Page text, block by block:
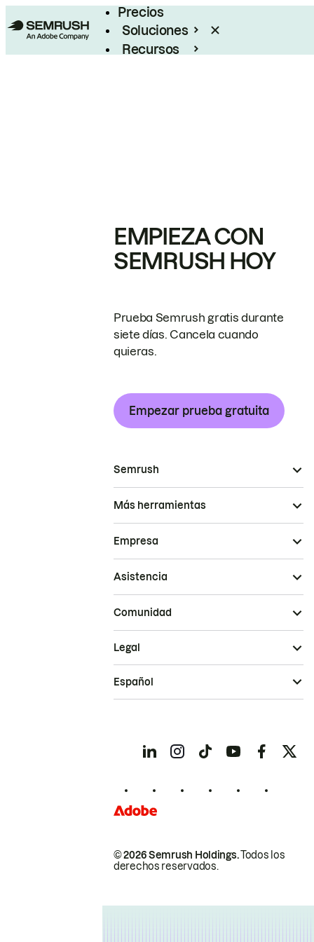
Precios
Soluciones
Recursos
EMPIEZA CON
SEMRUSH HOY
Prueba Semrush gratis durante
siete días. Cancela cuando
quieras.
Empezar prueba gratuita
Semrush
Más herramientas
Empresa
Asistencia
Comunidad
© 2026 Semrush Holdings.Todos los
derechos reservados.
Legal
Español